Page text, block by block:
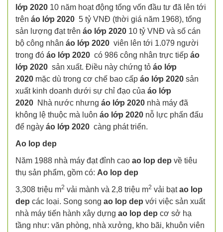
lớp 2020 10 năm hoạt động tổng vốn đầu tư đă lên tới
trên áo lớp 2020 5 tỷ VNĐ (thời giá năm 1968), tổng
sản lượng đạt trên áo lớp 2020 10 tỷ VNĐ và số cán
bộ công nhân áo lớp 2020 viên lên tới 1.079 người
trong đó áo lớp 2020 có 986 công nhân trực tiếp áo
lớp 2020 sản xuất. Điều này chứng tỏ áo lớp
2020 mặc dù trong cơ chế bao cấp áo lớp 2020 sản
xuất kinh doanh dưới sự chỉ đạo của áo lớp
2020 Nhà nước nhưng áo lớp 2020 nhà máy đã
không lệ thuộc mà luôn áo lớp 2020 nỗ lực phấn đấu
để ngày áo lớp 2020 càng phát triển.
Ao lop dep
Năm 1988 nhà máy đạt đỉnh cao ao lop dep về tiêu
thụ sản phẩm, gồm có: Ao lop dep
3,308 triệu m2 vải mành và 2,8 triệu m2 vải bạtao lop
dep các loại. Song song ao lop dep với việc sản xuất
nhà máy tiến hành xây dựng ao lop dep cơ sở hạ
tầng như: văn phòng, nhà xưởng, kho bãi, khuôn viên